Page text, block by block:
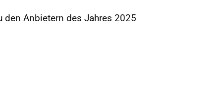
den Anbietern des Jahres 2025